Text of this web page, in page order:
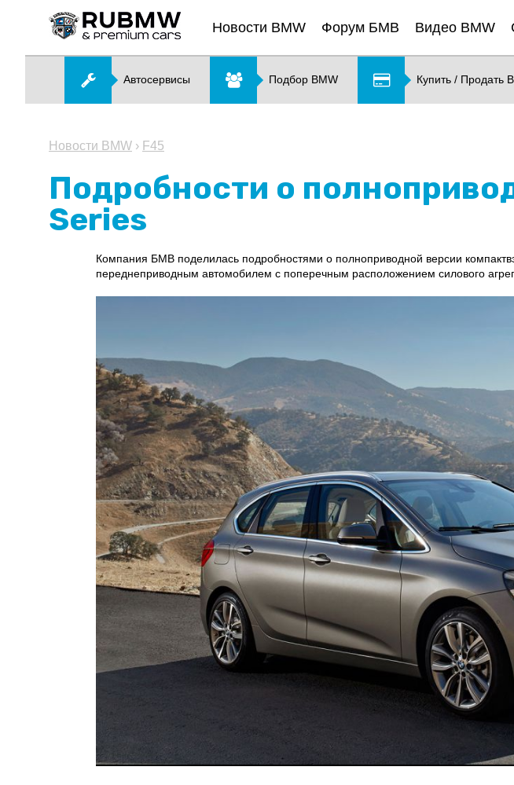
Новости BMW Форум БМВ Видео BMW
Автосервисы Подбор BMW Купить / Продать
Новости BMW › F45
Подробности о
Series
Компания БМВ поделилась подробностями о полноприводной версии
переднеприводным автомобилем с поперечным расположением силового